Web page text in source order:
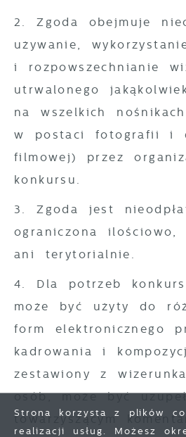
2. Zgoda obejmuje
używanie,
i rozpowszechnianie
utrwalonego
na wszelkich
w postaci fotografii i
filmowej) przez
konkursu.
3. Zgoda jest
ograniczona ilościowo,
ani terytorialnie.
4. Dla potrzeb
może być użyty do
form elektronicznego
kadrowania i
zestawiony z
osób, może być
towarzyszącym
Strona korzysta z plików
realizacji usług. Możesz